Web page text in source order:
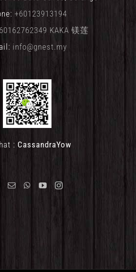
+60123913194
KAKA 镁莲
info@gnest.my
: CassandraYow